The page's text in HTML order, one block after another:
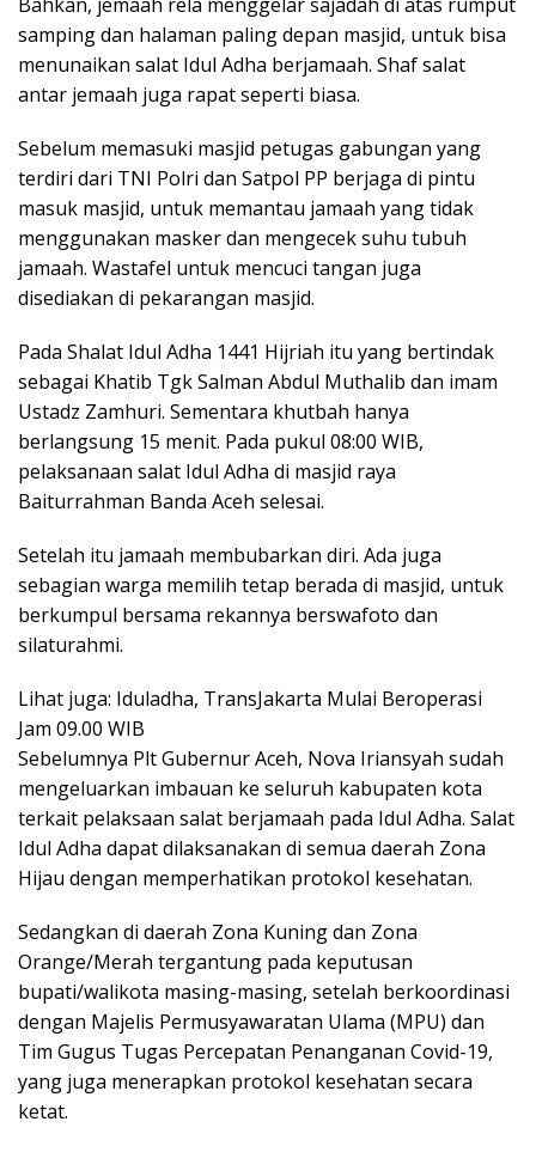
samping dan halaman paling depan masjid, untuk bisa
menunaikan salat Idul Adha berjamaah. Shaf salat
antar jemaah juga rapat seperti biasa.
Sebelum memasuki masjid petugas gabungan yang
terdiri dari TNI Polri dan Satpol PP berjaga di pintu
masuk masjid, untuk memantau jamaah yang tidak
menggunakan masker dan mengecek suhu tubuh
jamaah. Wastafel untuk mencuci tangan juga
disediakan di pekarangan masjid.
Pada Shalat Idul Adha 1441 Hijriah itu yang bertindak
sebagai Khatib Tgk Salman Abdul Muthalib dan imam
Ustadz Zamhuri. Sementara khutbah hanya
berlangsung 15 menit. Pada pukul 08:00 WIB,
pelaksanaan salat Idul Adha di masjid raya
Baiturrahman Banda Aceh selesai.
Setelah itu jamaah membubarkan diri. Ada juga
sebagian warga memilih tetap berada di masjid, untuk
berkumpul bersama rekannya berswafoto dan
silaturahmi.
Lihat juga: Iduladha, TransJakarta Mulai Beroperasi
Jam 09.00 WIB
Sebelumnya Plt Gubernur Aceh, Nova Iriansyah sudah
mengeluarkan imbauan ke seluruh kabupaten kota
terkait pelaksaan salat berjamaah pada Idul Adha. Salat
Idul Adha dapat dilaksanakan di semua daerah Zona
Hijau dengan memperhatikan protokol kesehatan.
Sedangkan di daerah Zona Kuning dan Zona
Orange/Merah tergantung pada keputusan
bupati/walikota masing-masing, setelah berkoordinasi
dengan Majelis Permusyawaratan Ulama (MPU) dan
Tim Gugus Tugas Percepatan Penanganan Covid-19,
yang juga menerapkan protokol kesehatan secara
ketat.